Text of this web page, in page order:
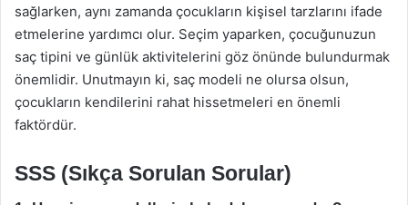
sağlarken, aynı zamanda çocukların kişisel tarzlarını ifade
etmelerine yardımcı olur. Seçim yaparken, çocuğunuzun
saç tipini ve günlük aktivitelerini göz önünde bulundurmak
önemlidir. Unutmayın ki, saç modeli ne olursa olsun,
çocukların kendilerini rahat hissetmeleri en önemli
faktördür.
SSS (Sıkça Sorulan Sorular)